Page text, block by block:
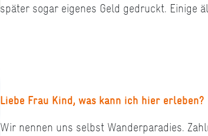
später sogar eigenes Geld gedruckt. Einige
Liebe Frau Kind, was kann ich hier erleben?
Wir nennen uns selbst Wanderparadies.